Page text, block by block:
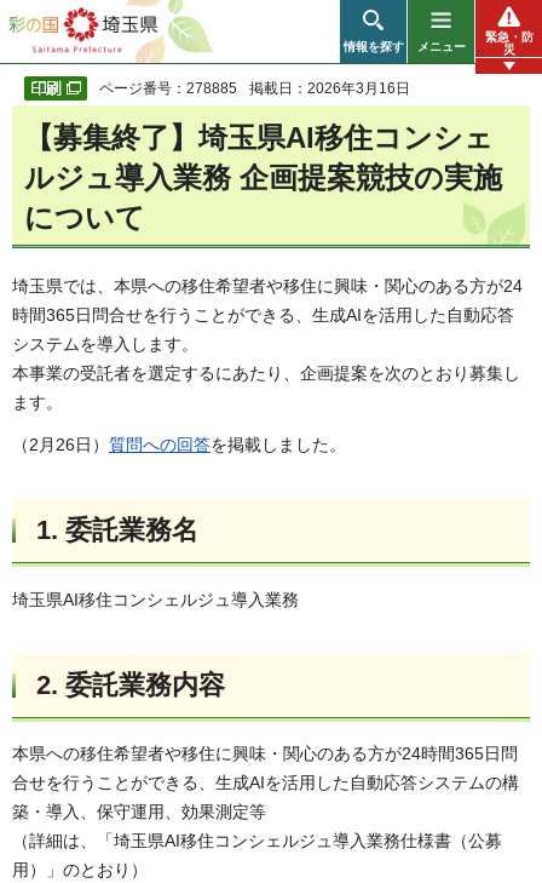
彩の国 埼玉県
情報を探す メニュー
緊急・防
災
ページ番号：278885 掲載日：2026年3月16日
【募集終了】埼玉県AI移住コンシェ
ルジュ導入業務 企画提案競技の実施
について
埼玉県では、本県への移住希望者や移住に興味・関心のある方が24
時間365日問合せを行うことができる、生成AIを活用した自動応答
システムを導入します。
本事業の受託者を選定するにあたり、企画提案を次のとおり募集し
ます。
（2月26日） 質問への回答を掲載しました。
1. 委託業務名
埼玉県AI移住コンシェルジュ導入業務
2. 委託業務内容
本県への移住希望者や移住に興味・関心のある方が24時間365日問
合せを行うことができる、生成AIを活用した自動応答システムの構
築・導入、保守運用、効果測定等
（詳細は、「埼玉県AI移住コンシェルジュ導入業務仕様書（公募
用）」のとおり）